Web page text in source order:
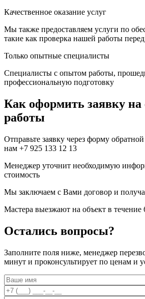
Качественное оказание услуг
Мы также предоставляем услуги по
такие как проверка нашей работы
Только опытные специалисты
Специалисты с опытом работы,
профессиональную подготовку
Как оформить заявку на
работы
Отправьте заявку через форму
нам +7 925 133 12 13
Менеджер уточнит необходимую
стоимость
Мы заключаем с Вами договор и
Мастера выезжают на объект в течение
Остались вопросы?
Заполните поля ниже, менеджер
минут и проконсультирует по ценам и